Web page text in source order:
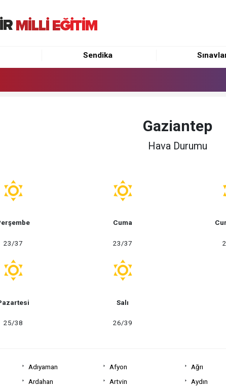
Sendika
Gaziantep
Hava Durumu
23/37
Cuma
23/37
25/38
Salı
26/39
Adıyaman Afyon Ağrı
Ardahan Artvin Aydın